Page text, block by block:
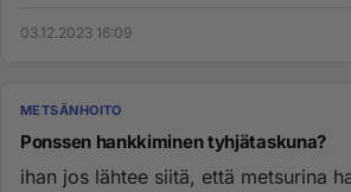
03.12.2023 16:09
METSÄNHOITO
Ponssen hankkiminen tyhjätaskuna?
ihan jos lähtee siitä, että metsurina